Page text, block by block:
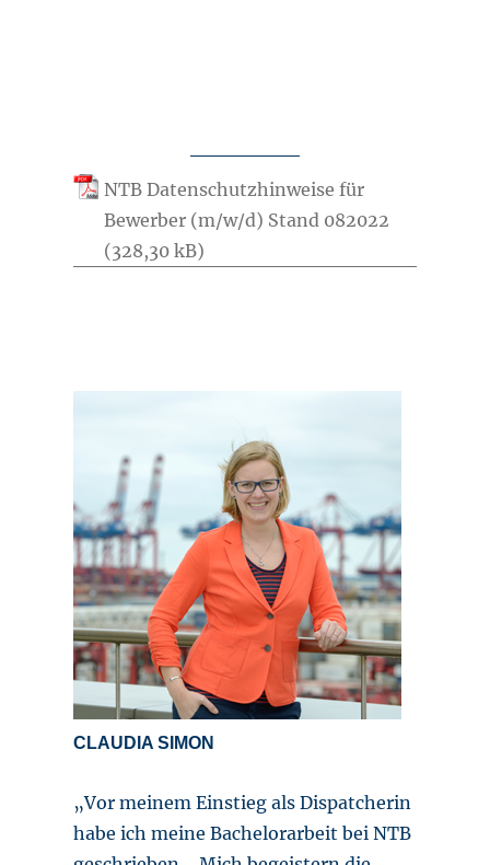
NTB Datenschutzhinweise für
Bewerber (m/w/d) Stand 082022
CLAUDIA SIMON
„Vor meinem Einstieg als Dispatcherin
habe ich meine Bachelorarbeit bei NTB